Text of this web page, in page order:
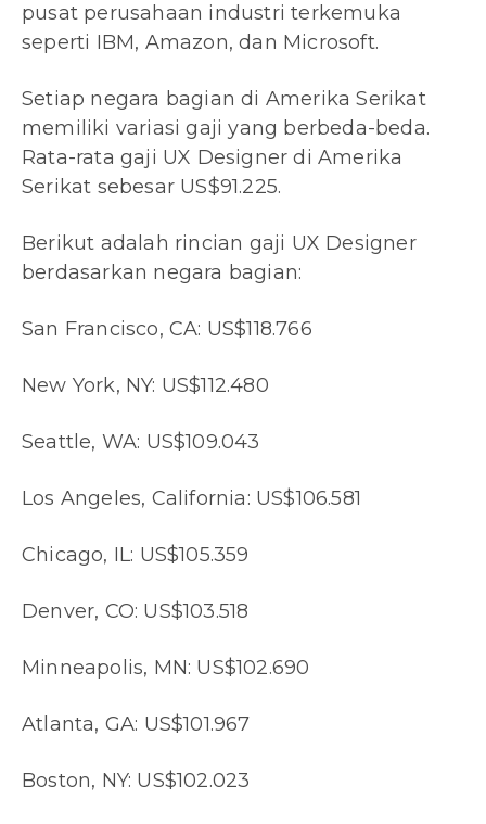
pusat perusahaan industri terkemuka
seperti IBM, Amazon, dan Microsoft.
Setiap negara bagian di Amerika Serikat
memiliki variasi gaji yang berbeda-beda.
Rata-rata gaji UX Designer di Amerika
Serikat sebesar US$91.225.
Berikut adalah rincian gaji UX Designer
berdasarkan negara bagian:
San Francisco, CA: US$118.766
New York, NY: US$112.480
Seattle, WA: US$109.043
Los Angeles, California: US$106.581
Chicago, IL: US$105.359
Denver, CO: US$103.518
Minneapolis, MN: US$102.690
Atlanta, GA: US$101.967
Boston, NY: US$102.023